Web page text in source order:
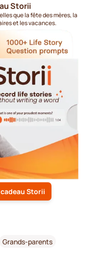
Storii
que la fête des mères, la
et les vacances.
Storii
Grands-parents